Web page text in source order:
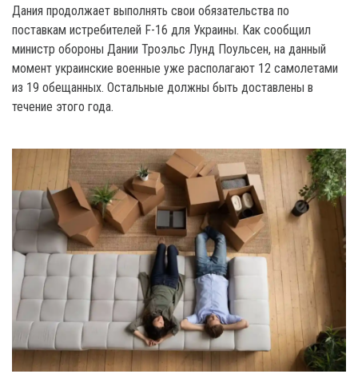
Дания продолжает выполнять свои обязательства по
поставкам истребителей F-16 для Украины. Как сообщил
министр обороны Дании Троэльс Лунд Поульсен, на данный
момент украинские военные уже располагают 12 самолетами
из 19 обещанных. Остальные должны быть доставлены в
течение этого года.